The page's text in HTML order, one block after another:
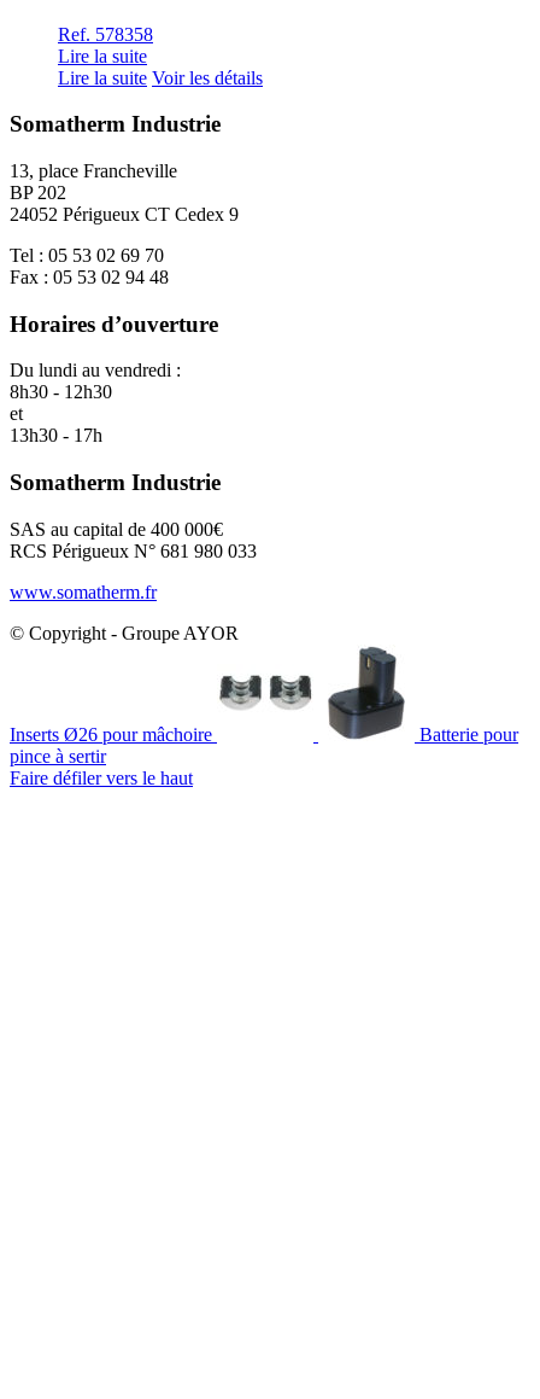
Ref. 578358
Lire la suite
Lire la suite Voir les détails
Somatherm Industrie
13, place Francheville
BP 202
24052 Périgueux CT Cedex 9
Tel : 05 53 02 69 70
Fax : 05 53 02 94 48
Horaires d’ouverture
Du lundi au vendredi :
8h30 - 12h30
et
13h30 - 17h
Somatherm Industrie
SAS au capital de 400 000€
RCS Périgueux N° 681 980 033
www.somatherm.fr
© Copyright - Groupe AYOR
Inserts Ø26 pour mâchoire
Batterie pour
pince à sertir
Faire défiler vers le haut